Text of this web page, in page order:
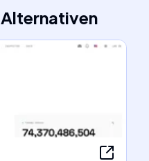
Alternativen